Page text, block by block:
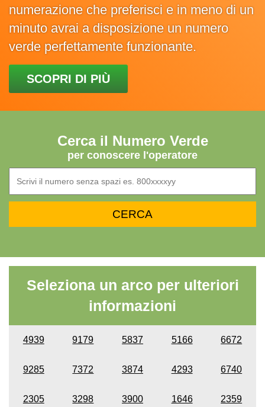
numerazione che preferisci e in meno di un
minuto avrai a disposizione un numero
verde perfettamente funzionante.
SCOPRI DI PIÙ
Cerca il Numero Verde
per conoscere l'operatore
Seleziona un arco per ulteriori
informazioni
4939 9179 5837 5166 6672
9285 7372 3874 4293 6740
2305 3298 3900 1646 2359